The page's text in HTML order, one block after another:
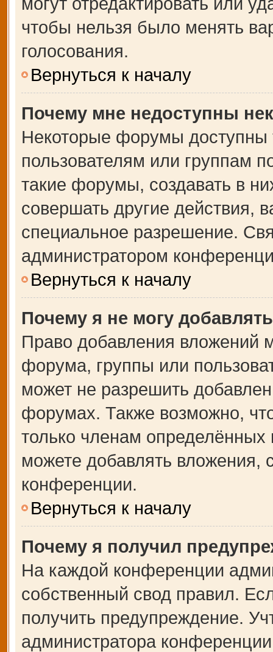
чтобы нельзя было менять
голосования.
Вернуться к началу
Почему мне недоступны
Некоторые форумы доступны
пользователям или группам
такие форумы, создавать в
совершать другие действия,
специальное разрешение.
администратором
Вернуться к началу
Почему я не могу
Право добавления вложений
форума, группы или
может не разрешить
форумах. Также возможно,
только членам
можете добавлять вложения,
конференции.
Вернуться к началу
Почему я получил
На каждой конференции
собственный свод правил.
получить предупреждение.
администратора